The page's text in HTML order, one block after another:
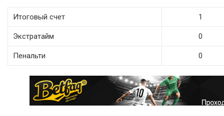
Итоговый счет 1
Экстратайм 0
Пенальти 0